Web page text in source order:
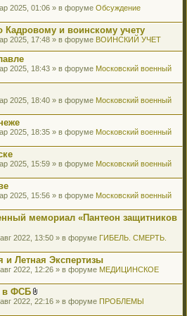
2025, 01:06 » в форуме Обсуждение
Кадровому и воинскому учету
2025, 17:48 » в форуме ВОИНСКИЙ УЧЕТ
2025, 18:43 » в форуме Московский военный
2025, 18:40 » в форуме Московский военный
2025, 18:35 » в форуме Московский военный
2025, 15:59 » в форуме Московский военный
2025, 15:56 » в форуме Московский военный
мемориал «Пантеон защитников
2022, 13:50 » в форуме ГИБЕЛЬ. СМЕРТЬ.
и Летная Экспертизы
2022, 12:26 » в форуме МЕДИЦИНСКОЕ
в ФСБ
В
2022, 22:16 » в форуме ПРОБЛЕМЫ